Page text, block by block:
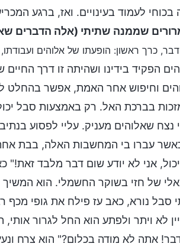
לעמוד בעינויים. ואז, ברגע
שממנה שתיתי (אלה הדברים
כרך ראשון: הופעתו של אלוהים
הפקיד בידינו ושהיתה זו דרך החיים
וחיפוש אחר האמת, אפשר
בברכת האל. רק באמצעות סבל
נצח שאלוהים מעניק. עליי לפסוע
עברו בי המחשבות האלה, בבת
אני לא יודע שום דבר מלבד
של חזי בשוקר החשמלי. הוא המשיך
נורא, כאב עז פילח את גופי מכף
לא ויתר ולפתע הוא החל לגרור
אתה לא מודה בכלום?" הוא צרח